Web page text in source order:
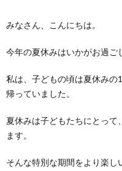
みなさん、こんにちは。
今年の夏休みはいかがお過ご
私は、子どもの頃は夏休みの
帰っていました。
夏休みは子どもたちにとっ
ます。
そんな特別な期間をより楽